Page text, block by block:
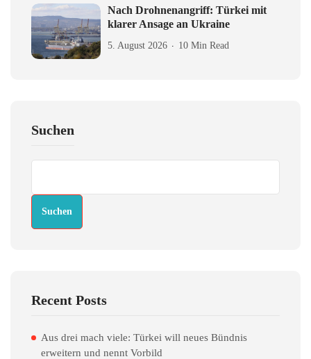
Nach Drohnenangriff: Türkei mit
klarer Ansage an Ukraine
5. August 2026 10 Min Read
Suchen
Suchen
Recent Posts
Aus drei mach viele: Türkei will neues Bündnis
erweitern und nennt Vorbild